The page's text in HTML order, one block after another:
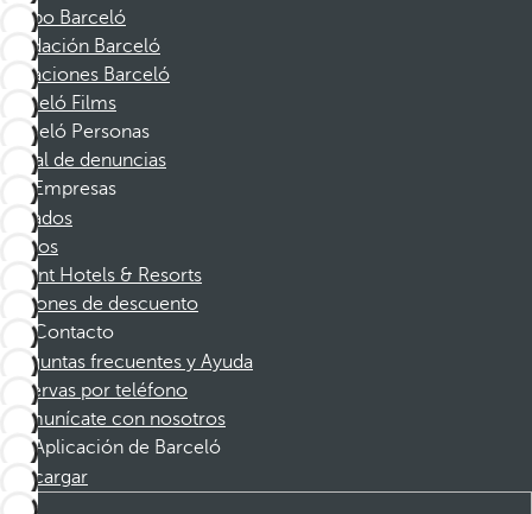
Grupo Barceló
Fundación Barceló
Vacaciones Barceló
Barceló Films
Barceló Personas
Canal de denuncias
Empresas
Afiliados
Socios
Dorint Hotels & Resorts
Cupones de descuento
Contacto
Preguntas frecuentes y Ayuda
Reservas por teléfono
Comunícate con nosotros
Aplicación de Barceló
Descargar